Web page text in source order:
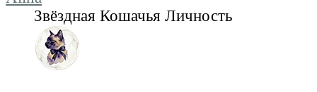
Звёздная Кошачья Личность